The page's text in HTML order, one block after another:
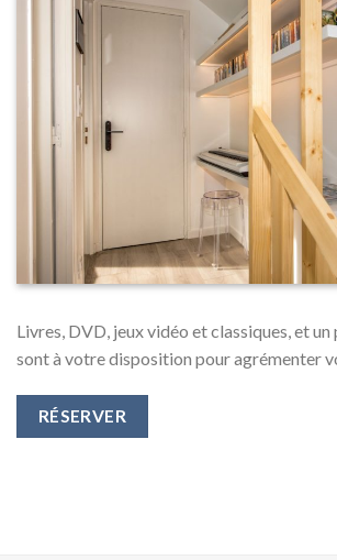
Livres, DVD, jeux vidéo et classiques, et
sont à votre disposition pour agrémenter
RÉSERVER